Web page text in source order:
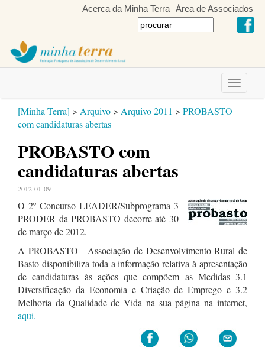
Acerca da Minha Terra Área de Associados
Toggle
[Minha Terra] > Arquivo > Arquivo 2011 > PROBASTO
com candidaturas abertas
PROBASTO com
candidaturas abertas
2012-01-09
O 2º Concurso LEADER/Subprograma 3
PRODER da PROBASTO decorre até 30
de março de 2012.
A PROBASTO - Associação de Desenvolvimento Rural de
Basto disponibiliza toda a informação relativa à apresentação
de candidaturas às ações que compõem as Medidas 3.1
Diversificação da Economia e Criação de Emprego e 3.2
Melhoria da Qualidade de Vida na sua página na internet,
aqui.